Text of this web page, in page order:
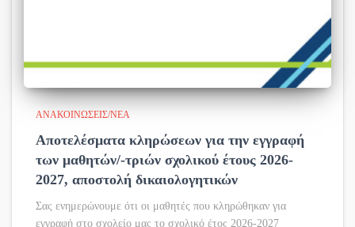
ΑΝΑΚΟΙΝΏΣΕΙΣ/ΝΈΑ
Αποτελέσματα κληρώσεων για την εγγραφή
των μαθητών/-τριών σχολικού έτους 2026-
2027, αποστολή δικαιολογητικών
Σας ενημερώνουμε ότι οι μαθητές που κληρώθηκαν για
εγγραφή στο σχολείο μας το σχολικό έτος 2026-2027